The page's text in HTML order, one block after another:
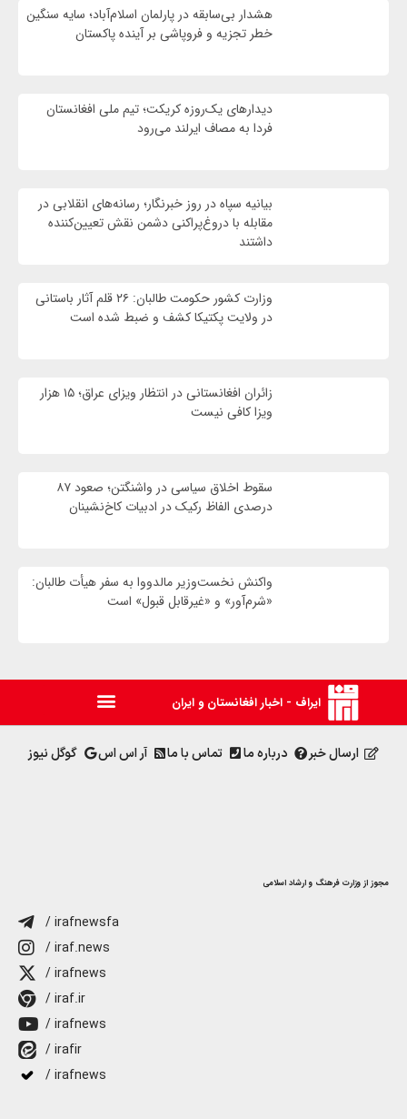
هشدار بی‌سابقه در پارلمان اسلام‌آباد؛ سایه سنگین
خطر تجزیه و فروپاشی بر آینده پاکستان
دیدارهای یک‌روزه کریکت؛ تیم ملی افغانستان
فردا به مصاف ایرلند می‌رود
بیانیه سپاه در روز خبرنگار؛ رسانه‌های انقلابی در
مقابله با دروغ‌پراکنی دشمن نقش تعیین‌کننده
داشتند
وزارت کشور حکومت طالبان: ۲۶ قلم آثار باستانی
در ولایت پکتیکا کشف و ضبط شده است
زائران افغانستانی در انتظار ویزای عراق؛ ۱۵ هزار
ویزا کافی نیست
سقوط اخلاق سیاسی در واشنگتن؛ صعود ۸۷
درصدی الفاظ رکیک در ادبیات کاخ‌نشینان
واکنش نخست‌وزیر مالدووا به سفر هیأت طالبان:
«شرم‌آور» و «غیرقابل قبول» است
ایراف - اخبار افغانستان و ایران
ارسال خبر درباره ما تماس با ما آر اس اس گوگل نیوز
مجوز از وزارت فرهنگ و ارشاد اسلامی
/ irafnewsfa
/ iraf.news
/ irafnews
/ iraf.ir
/ irafnews
/ irafir
/ irafnews